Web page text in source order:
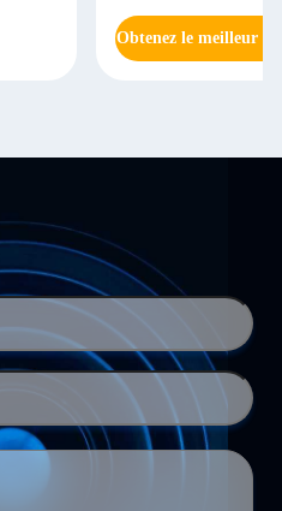
Obtenez le meilleur